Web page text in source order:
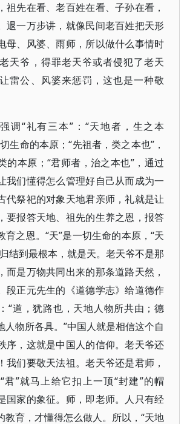
祖先在看、老百姓在看、子孙在看，
退一万步讲，就像民间老百姓把天形
母、风婆、雨师，所以做什么事情时
天爷，得罪老天爷或者侵犯了老天
雷公、风婆来惩罚，这也是一种敬
调“礼有三本”：“天地者，生之本
生命的本原；“先祖者，类之本也”，
的本原；“君师者，治之本也”，通过
我们懂得怎么管理好自己从而成为一
代祭祀的对象天地君亲师，礼就是让
要报答天地、祖先的生养之恩，报答
育之恩。“天”是一切生命的本原，“天
结到最根本，就是天。老天爷不是那
而是万物共同出来的那条道路天然，
段正元先生的《道德学志》给道德作
“道，犹路也，天地人物所共由；德
人物所各具。”中国人就是相信这个自
序，这就是中国人的信仰。老天爷还
我们要敬天法祖。老天爷还是君师，
君”就马上给它扣上一顶“封建”的帽
国家的象征。师，即老师。人只有经
教育，才懂得怎么做人。所以，“天地